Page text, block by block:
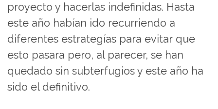
proyecto y hacerlas indefinidas. Hasta
este año habían ido recurriendo a
diferentes estrategías para evitar que
esto pasara pero, al parecer, se han
quedado sin subterfugios y este año ha
sido el definitivo.